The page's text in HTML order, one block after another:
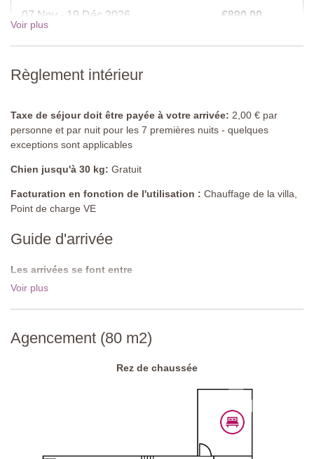
Piscine partagée
Profondeur : 1 à 2,5 mètres
Accès : echelle en metal
Cloturée : oui
Mobilier de piscine : chaises longues
Nettoyée : chlore
07 Nov - 19 Déc 2026 €890,00
Voir plus
Règlement intérieur
Taxe de séjour doit être payée à votre arrivée: 2,00 € par
personne et par nuit pour les 7 premières nuits - quelques
exceptions sont applicables
Chien jusqu'à 30 kg: Gratuit
Facturation en fonction de l'utilisation : Chauffage de la villa,
Point de charge VE
Guide d'arrivée
Les arrivées se font entre
Les arrivées se font entre 16:00 - 19:00.Les départs se font avant
Parking: public sur place
Code national d'identification:IT052023B5NY5ORYA5
Voir plus
Agencement (80 m2)
Rez de chaussée